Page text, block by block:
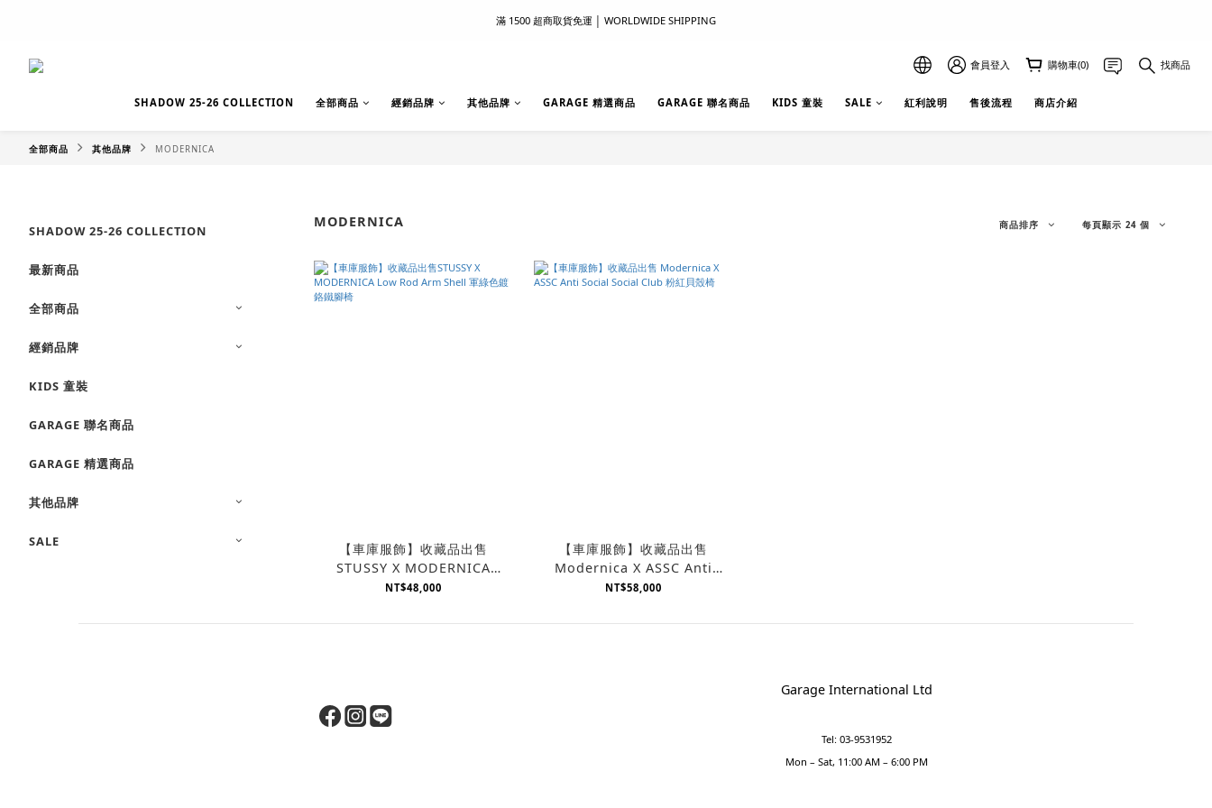
滿 1500 超商取貨免運 │ WORLDWIDE SHIPPING
滿 1500 超商取貨免運 │ WORLDWIDE SHIPPING
首次註冊新會員 │ 贈 100 元購物金
會員登入 購物車(0) 找商品
SHADOW 25-26 COLLECTION 全部商品 經銷品牌 其他品牌 GARAGE 精選商品 GARAGE 聯名商品 KIDS 童裝 SALE 紅利說明 售後流程 商店介紹
全部商品 其他品牌 MODERNICA
SHADOW 25-26 COLLECTION
最新商品
全部商品
經銷品牌
KIDS 童裝
GARAGE 聯名商品
GARAGE 精選商品
其他品牌
SALE
MODERNICA 商品排序 每頁顯示 24 個
【車庫服飾】收藏品出售
STUSSY X MODERNICA
Low Rod Arm Shell 軍綠色
NT$48,000
【車庫服飾】收藏品出售
Modernica X ASSC Anti
Social Social Club 粉紅貝殼
NT$58,000
Garage International Ltd
Tel: 03-9531952
Mon – Sat, 11:00 AM – 6:00 PM